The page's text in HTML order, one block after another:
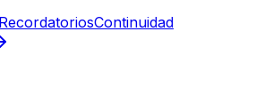
RecordatoriosContinuidad